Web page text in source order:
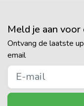
Meld je aan
Ontvang de laatste
email